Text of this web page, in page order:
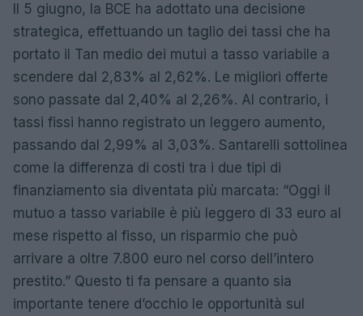
Il 5 giugno, la BCE ha adottato una decisione
strategica, effettuando un taglio dei tassi che ha
portato il Tan medio dei mutui a tasso variabile a
scendere dal 2,83% al 2,62%. Le migliori offerte
sono passate dal 2,40% al 2,26%. Al contrario, i
tassi fissi hanno registrato un leggero aumento,
passando dal 2,99% al 3,03%. Santarelli sottolinea
come la differenza di costi tra i due tipi di
finanziamento sia diventata più marcata: “Oggi il
mutuo a tasso variabile è più leggero di 33 euro al
mese rispetto al fisso, un risparmio che può
arrivare a oltre 7.800 euro nel corso dell’intero
prestito.” Questo ti fa pensare a quanto sia
importante tenere d’occhio le opportunità sul